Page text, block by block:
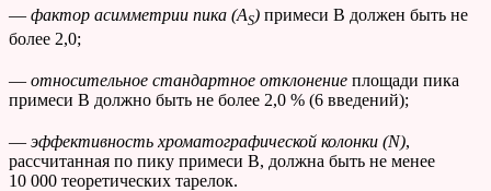
— фактор асимметрии пика (AS) примеси В должен быть не
более 2,0;
— относительное стандартное отклонение площади пика
примеси В должно быть не более 2,0 % (6 введений);
— эффективность хроматографической колонки (N),
рассчитанная по пику примеси В, должна быть не менее
10 000 теоретических тарелок.